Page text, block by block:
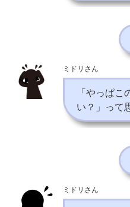
ミドリさん
「やっぱ
い？」って
ミドリさん